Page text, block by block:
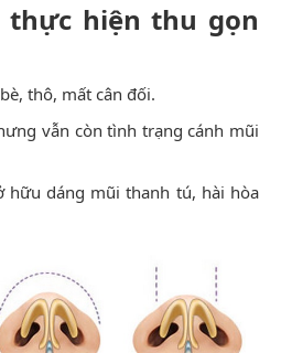
hiện thu gọn
thô, mất cân đối.
vẫn còn tình trạng cánh mũi
hữu dáng mũi thanh tú, hài hòa